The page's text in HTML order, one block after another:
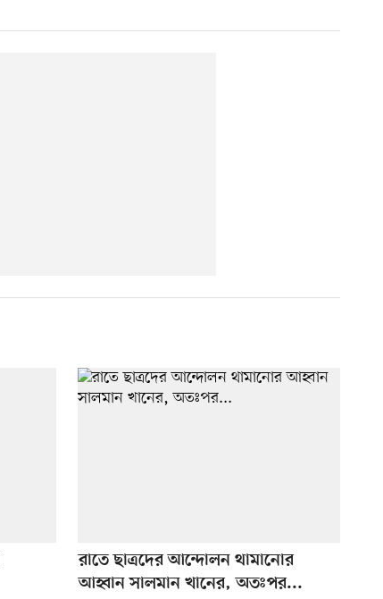
রাতে ছাত্রদের আন্দোলন থামানোর
আহ্বান সালমান খানের, অতঃপর...